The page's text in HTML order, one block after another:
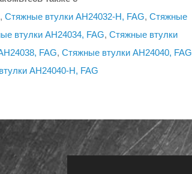
, Стяжные втулки AH24032-H, FAG, Стяжные
втулки AH24034, FAG, Стяжные втулки
FAG, Стяжные втулки AH24040, FAG
AH24040-H, FAG